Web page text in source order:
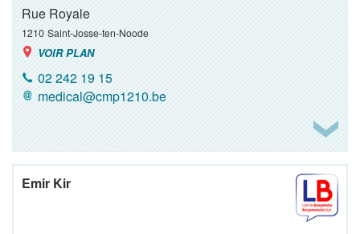
Rue Royale
1210 Saint-Josse-ten-Noode
VOIR PLAN
02 242 19 15
medical@cmp1210.be
Emir Kir